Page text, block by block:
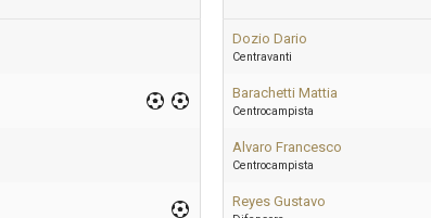
Dozio Dario
Centravanti
Barachetti Mattia
Centrocampista
Alvaro Francesco
Centrocampista
Reyes Gustavo